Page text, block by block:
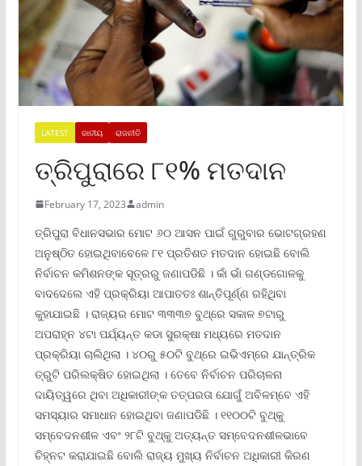
LATEST ଜାତୀୟ ରାଜନୀତି
ତ୍ରିପୁରାରେ ୮୧% ମତଦାନ
February 17, 2023 admin
ତ୍ରିପୁରା ବିଧାନସଭାର ମୋଟ ୬୦ ଆସନ ପାଇଁ ଗୁରୁବାର ଭୋଟଗ୍ରହଣ
ଅନୁଷ୍ଠିତ ହୋଇଥିବାବେଳେ ୮୧ ପ୍ରତିଶତ ମତଦାନ ହୋଇଛି ବୋଲି
ନିର୍ବାଚନ କମିଶନଙ୍କ ସୂତ୍ରରୁ ଜଣାପଡିଛି । କାଁ ଭାଁ ଗଣ୍ଡଗୋଳକୁ
ବାଦଦେଲେ ଏହି ପ୍ରକ୍ରିୟା ଆପାତତଃ ଶାନ୍ତିପୂର୍ଣ୍ଣ ରହିଥିବା
କୁହାଯାଇଛି । ରାଜ୍ୟର ମୋଟ ୩୩୩୭ ବୁଥ୍‌ରେ ସକାଳ ୭ଟାରୁ
ଅପରାହ୍ନ ୪ଟା ପର୍ଯ୍ୟନ୍ତ କଡା ସୁରକ୍ଷା ମଧ୍ୟରେ ମତଦାନ
ପ୍ରକ୍ରିୟା ଚାଲିଥିଲା । ୪୦ରୁ ୫୦ଟି ବୁଥ୍‌ରେ ଇଭିଏମ୍‌ରେ ଯାନ୍ତ୍ରିକ
ତ୍ରୁଟି ପରିଲକ୍ଷିତ ହୋଇଥିଲା । ତେବେ ନିର୍ବାଚନ ପରିଚାଳନା
ଦାୟିତ୍ୱରେ ଥିବା ଅଧିକାରୀଙ୍କ ତତ୍ପରତା ଯୋଗୁଁ ଅବିଳମ୍ବେ ଏହି
ସମସ୍ୟାର ସମାଧାନ ହୋଇଥିବା ଜଣାପଡିଛି । ୧୧୦୦ଟି ବୁଥ୍‌କୁ
ସମ୍ବେଦନଶୀଳ ଏବଂ ୨୮ଟି ବୁଥ୍‌କୁ ଅତ୍ୟନ୍ତ ସମ୍ବେଦନଶୀଳଭାବେ
ଚିହ୍ନଟ କରାଯାଇଛି ବୋଲି ରାଜ୍ୟ ମୁଖ୍ୟ ନିର୍ବାଚନ ଅଧିକାରୀ କିରଣ